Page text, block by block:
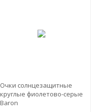
Очки солнцезащитные
круглые фиолетово-серые
Baron